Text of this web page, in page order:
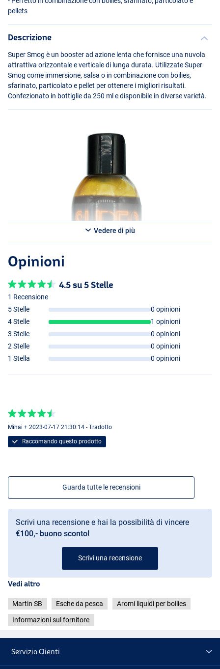
pellets
Descrizione
Super Smog è un booster ad azione lenta che fornisce una nuvola
attrattiva orizzontale e verticale di lunga durata. Utilizzate Super
Smog come immersione, salsa o in combinazione con boilies,
sfarinato, particolato e pellet per ottenere i migliori risultati.
Confezionato in bottiglie da 250 ml e disponibile in diverse varietà.
Vedere di più
Opinioni
4.5 su 5 Stelle
1 Recensione
5 Stelle
0 opinioni
4 Stelle
1 opinioni
3 Stelle
0 opinioni
2 Stelle
0 opinioni
1 Stella
0 opinioni
Mihai + 2023-07-17 21:30:14 - Tradotto
Raccomando questo prodotto
Guarda tutte le recensioni
Scrivi una recensione e hai la possibilità di vincere
€100,- buono sconto!
Scrivi una recensione
Vedi altro
Martin SB Esche da pesca Aromi liquidi per boilies
Informazioni sul fornitore
Servizio Clienti